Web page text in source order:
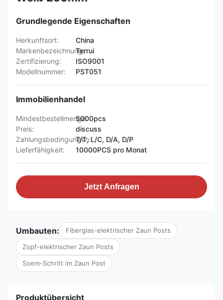
Grundlegende Eigenschaften
Herkunftsort:
China
Markenbezeichnung:Terrui
Zertifizierung:
ISO9001
Modellnummer:
PST051
Immobilienhandel
Mindestbestellmenge:5000pcs
Preis:
discuss
Zahlungsbedingungen:T/T, L/C, D/A, D/P
Lieferfähigkeit:
10000PCS pro Monat
Jetzt Anfragen
Umbauten: Fiberglas-elektrischer Zaun Posts
Zopf-elektrischer Zaun Posts
Soem-Schritt im Zaun Post
Produktübersicht